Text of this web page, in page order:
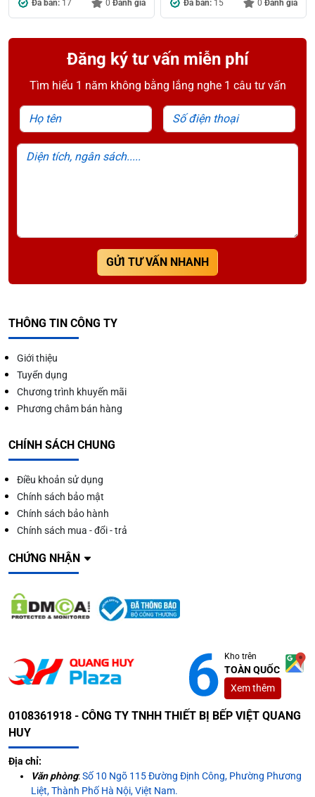
Đã bán: 17 0 Đánh giá Đã bán: 15 0 Đánh giá
Đăng ký tư vấn miễn phí
Tìm hiểu 1 năm không bằng lắng nghe 1 câu tư vấn
Số điện thoại
GỬI TƯ VẤN NHANH
THÔNG TIN CÔNG TY
Giới thiệu
Tuyển dụng
Chương trình khuyến mãi
Phương châm bán hàng
CHÍNH SÁCH CHUNG
Điều khoản sử dụng
Chính sách bảo mật
Chính sách bảo hành
Chính sách mua - đổi - trả
CHỨNG NHẬN
Kho trên
TOÀN QUỐC
Xem thêm
0108361918 - CÔNG TY TNHH THIẾT BỊ BẾP VIỆT QUANG
HUY
Địa chỉ:
Văn phòng:Số 10 Ngõ 115 Đường Định Công, Phường Phương
Liệt, Thành Phố Hà Nội, Việt Nam.